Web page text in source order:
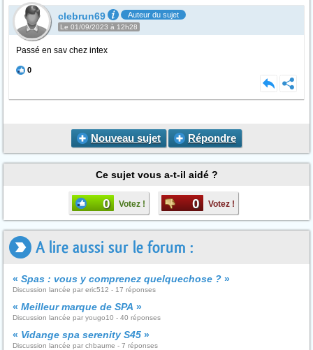
clebrun69 Auteur du sujet
Le 01/09/2023 à 12h28
Passé en sav chez intex
0
Nouveau sujet Répondre
Ce sujet vous a-t-il aidé ?
0 Votez ! 0 Votez !
A lire aussi sur le forum :
« Spas : vous y comprenez quelquechose ? »
Discussion lancée par eric512 - 17 réponses
« Meilleur marque de SPA »
Discussion lancée par yougo10 - 40 réponses
« Vidange spa serenity S45 »
Discussion lancée par chbaume - 7 réponses